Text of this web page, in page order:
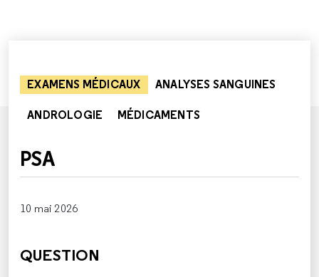
EXAMENS MÉDICAUX ANALYSES SANGUINES
ANDROLOGIE MÉDICAMENTS
PSA
10 mai 2026
QUESTION